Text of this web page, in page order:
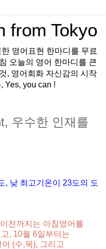
from Tokyo
영어표현 한마디를 무료
오늘의 영어 한마디를 큰
, 영어회화 자신감의 시작
Yes, you can !
우수한 인재를
, 낮 최고기온이
23도의 도
전까지는 아침영어를
, 10월 6일부터는
(수,목), 그리고